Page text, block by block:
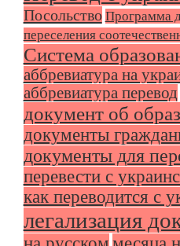
Посольство Программа
переселения
Система
аббревиатура на
аббревиатура перевод
документ об
документы
документы для
перевести с
как переводится с
легализация